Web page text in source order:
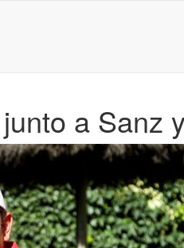
a Sanz